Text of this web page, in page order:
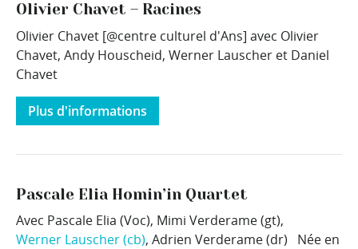
Olivier Chavet – Racines
Olivier Chavet [@centre culturel d'Ans] avec Olivier
Chavet, Andy Houscheid, Werner Lauscher et Daniel
Chavet
Plus d'informations
Pascale Elia Homin’in Quartet
Avec Pascale Elia (Voc), Mimi Verderame (gt),
Werner Lauscher (cb), Adrien Verderame (dr) Née en